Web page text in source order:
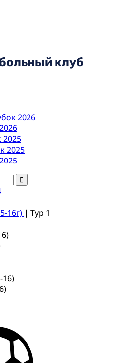
клуб
2026
2025
2025
16г) | Тур 1